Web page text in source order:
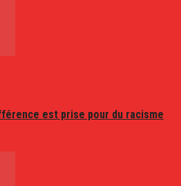
est prise pour du racisme